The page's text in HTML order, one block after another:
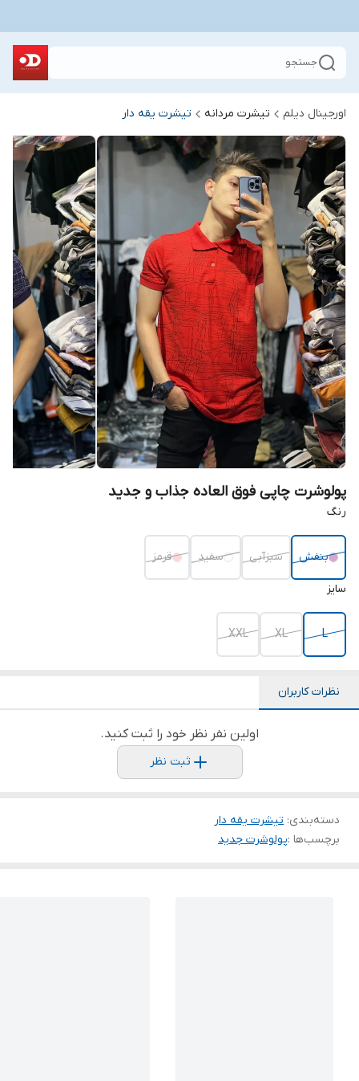
جستجو
اورجینال دیلم تیشرت مردانه تیشرت یقه دار
پولوشرت چاپی فوق العاده جذاب و جدید
رنگ
بنفش سبزآبی سفید قرمز
سایز
L
XL
XXL
نظرات کاربران
اولین نفر نظر خود را ثبت کنید.
ثبت نظر
دسته‌بندی: تیشرت یقه دار
برچسب‌ها :پولوشرت جدید